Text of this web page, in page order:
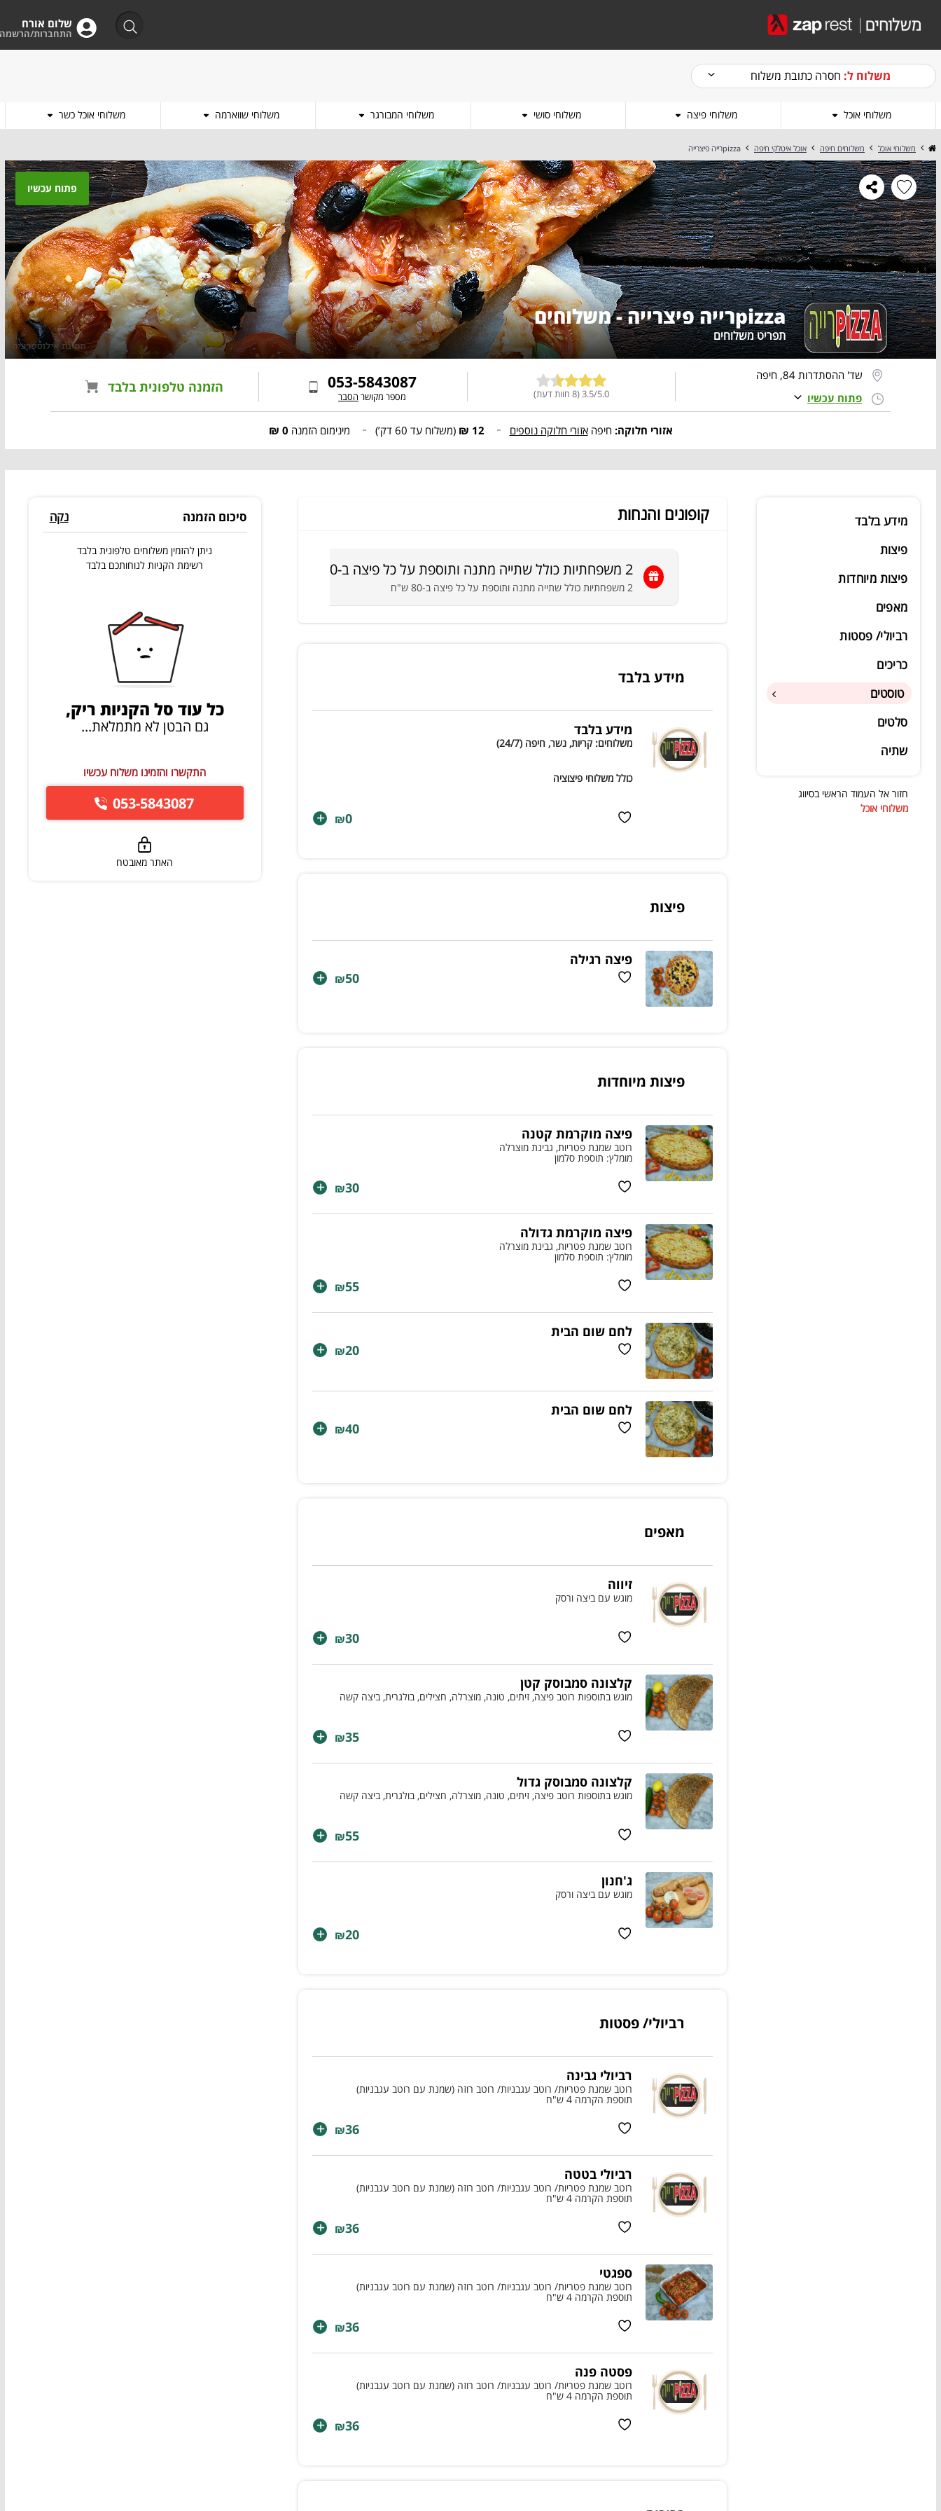
שלום אורח
התחברות/הרשמה
משלוח ל: חסרה כתובת משלוח
משלוחי אוכל משלוחי פיצה משלוחי סושי משלוחי המבורגר משלוחי שווארמה משלוחי אוכל כשר
משלוחי אוכל משלוחים חיפה אוכל איטלקי חיפה pizzaרייה פיצרייה
pizzaרייה פיצרייה - משלוחים
תפריט משלוחים
פתוח עכשיו
שד' ההסתדרות 84, חיפה
פתוח עכשיו
3.5/5.0 (8 חוות דעת)
053-5843087
מספר מקושר הסבר
הזמנה טלפונית בלבד
אזורי חלוקה: חיפהאזורי חלוקה נוספים 12 ₪ (משלוח עד 60 דק’ ) מינימום הזמנה 0 ₪
מידע בלבד
פיצות
פיצות מיוחדות
מאפים
רביולי/ פסטות
כריכים
טוסטים
סלטים
שתיה
חזור אל העמוד הראשי בסיווג
משלוחי אוכל
קופונים והנחות
2 משפחתיות כולל שתייה מתנה ותוספת על כל פיצה ב-80 ש"ח
2 משפחתיות כולל שתייה מתנה ותוספת על כל פיצה ב-80 ש"ח
מידע בלבד
מידע בלבד
משלוחים: קריות, נשר, חיפה (24/7)
כולל משלוחי פיצוציה
₪0
+
פיצות
פיצה רגילה
₪50
+
פיצות מיוחדות
פיצה מוקרמת קטנה
רוטב שמנת פטריות, גבינת מוצרלה
מומלץ: תוספת סלמון
₪30
+
פיצה מוקרמת גדולה
רוטב שמנת פטריות, גבינת מוצרלה
מומלץ: תוספת סלמון
₪55
+
לחם שום הבית
₪20
+
לחם שום הבית
₪40
+
מאפים
זיווה
מוגש עם ביצה ורסק
₪30
+
קלצונה סמבוסק קטן
מוגש בתוספות רוטב פיצה, זיתים, טונה, מוצרלה, חצילים, בולגרית, ביצה קשה
₪35
+
קלצונה סמבוסק גדול
מוגש בתוספות רוטב פיצה, זיתים, טונה, מוצרלה, חצילים, בולגרית, ביצה קשה
₪55
+
ג'חנון
מוגש עם ביצה ורסק
₪20
+
רביולי/ פסטות
רביולי גבינה
רוטב שמנת פטריות/ רוטב עגבניות/ רוטב רוזה (שמנת עם רוטב עגבניות)
תוספת הקרמה 4 ש"ח
₪36
+
רביולי בטטה
רוטב שמנת פטריות/ רוטב עגבניות/ רוטב רוזה (שמנת עם רוטב עגבניות)
תוספת הקרמה 4 ש"ח
₪36
+
ספגטי
רוטב שמנת פטריות/ רוטב עגבניות/ רוטב רוזה (שמנת עם רוטב עגבניות)
תוספת הקרמה 4 ש"ח
₪36
+
פסטה פנה
רוטב שמנת פטריות/ רוטב עגבניות/ רוטב רוזה (שמנת עם רוטב עגבניות)
תוספת הקרמה 4 ש"ח
₪36
+
סיכום הזמנה נקה
ניתן להזמין משלוחים טלפונית בלבד
רשימת הקניות לנוחותכם בלבד
כל עוד סל הקניות ריק,
גם הבטן לא מתמלאת...
התקשרו והזמינו משלוח עכשיו
053-5843087
האתר מאובטח